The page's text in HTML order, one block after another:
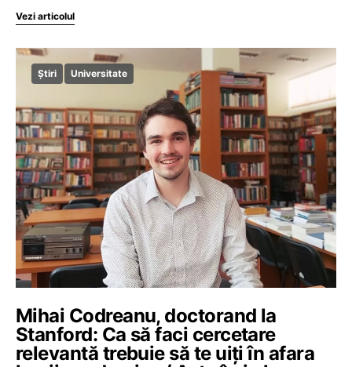
Vezi articolul
Știri Universitate
Mihai Codreanu, doctorand la
Stanford: Ca să faci cercetare
relevantă trebuie să te uiți în afara